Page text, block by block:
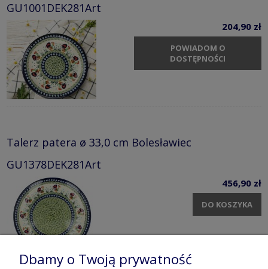
GU1001DEK281Art
204,90 zł
POWIADOM O
DOSTĘPNOŚCI
Talerz patera ø 33,0 cm Bolesławiec
GU1378DEK281Art
456,90 zł
DO KOSZYKA
Dbamy o Twoją prywatność